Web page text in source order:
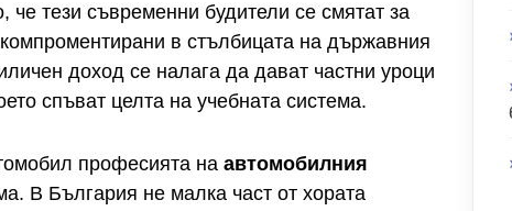
тези съвременни будители се смятат за
в стълбицата на държавния
доход се налага да дават частни уроци
спъват целта на учебната система.
професията на автомобилния
В България не малка част от хората